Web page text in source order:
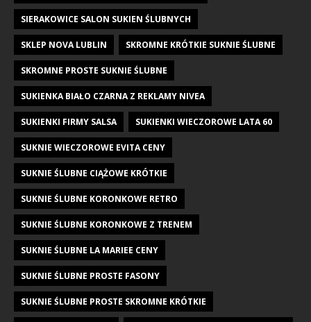
SIERAKOWICE SALON SUKIEN ŚLUBNYCH
SKLEP NOVA LUBLIN SKROMNE KRÓTKIE SUKNIE ŚLUBNE
SKROMNE PROSTE SUKNIE ŚLUBNE
SUKIENKA BIAŁO CZARNA Z REKLAMY NIVEA
SUKIENKI FIRMY SALSA SUKIENKI WIECZOROWE LATA 60
SUKNIE WIECZOROWE EVITA CENY
SUKNIE ŚLUBNE CIĄŻOWE KRÓTKIE
SUKNIE ŚLUBNE KORONKOWE RETRO
SUKNIE ŚLUBNE KORONKOWE Z TRENEM
SUKNIE ŚLUBNE LA MARIEE CENY
SUKNIE ŚLUBNE PROSTE FASONY
SUKNIE ŚLUBNE PROSTE SKROMNE KRÓTKIE